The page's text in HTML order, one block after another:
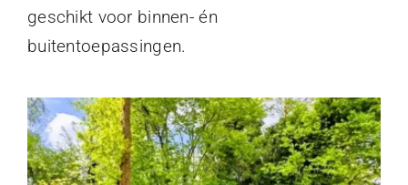
geschikt voor binnen- én
buitentoepassingen.